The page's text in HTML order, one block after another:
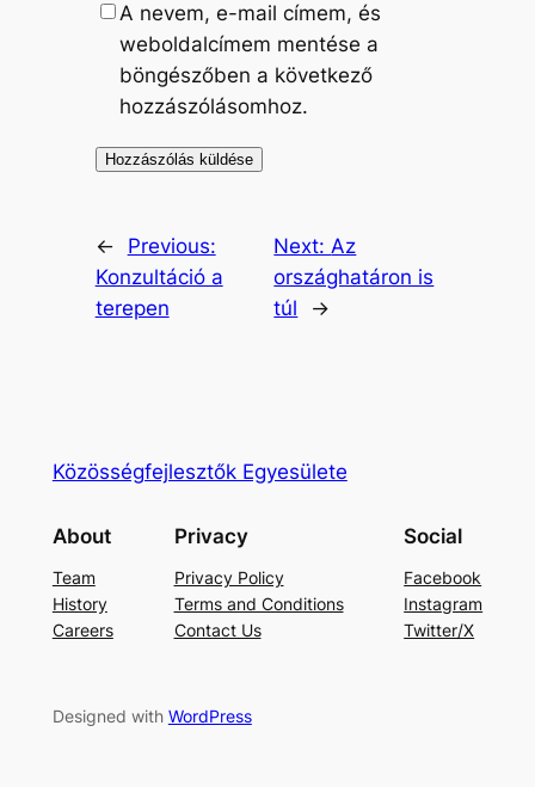
A nevem, e-mail címem, és
weboldalcímem mentése a
böngészőben a következő
hozzászólásomhoz.
←
Previous:
Konzultáció a
terepen
Next:Az
országhatáron is
túl
→
Közösségfejlesztők Egyesülete
About
Team
History
Careers
Privacy
Privacy Policy
Terms and Conditions
Contact Us
Social
Facebook
Instagram
Twitter/X
Designed with WordPress